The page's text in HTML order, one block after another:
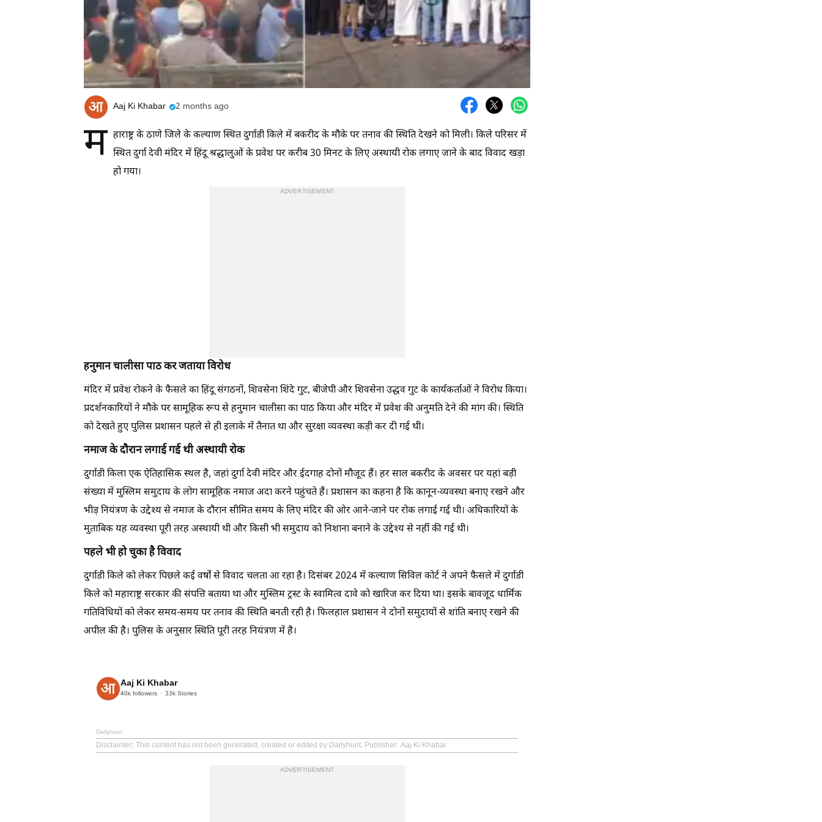
Aaj Ki Khabar 2 months ago
म हाराष्ट्र के ठाणे जिले के कल्याण स्थित दुर्गाडी किले में बकरीद के मौके पर तनाव की स्थिति देखने को मिली। किले परिसर में
स्थित दुर्गा देवी मंदिर में हिंदू श्रद्धालुओं के प्रवेश पर करीब 30 मिनट के लिए अस्थायी रोक लगाए जाने के बाद विवाद खड़ा
हो गया।
ADVERTISEMENT
हनुमान चालीसा पाठ कर जताया विरोध
मंदिर में प्रवेश रोकने के फैसले का हिंदू संगठनों, शिवसेना शिंदे गुट, बीजेपी और शिवसेना उद्धव गुट के कार्यकर्ताओं ने विरोध किया।
प्रदर्शनकारियों ने मौके पर सामूहिक रूप से हनुमान चालीसा का पाठ किया और मंदिर में प्रवेश की अनुमति देने की मांग की। स्थिति
को देखते हुए पुलिस प्रशासन पहले से ही इलाके में तैनात था और सुरक्षा व्यवस्था कड़ी कर दी गई थी।
नमाज के दौरान लगाई गई थी अस्थायी रोक
दुर्गाडी किला एक ऐतिहासिक स्थल है, जहां दुर्गा देवी मंदिर और ईदगाह दोनों मौजूद हैं। हर साल बकरीद के अवसर पर यहां बड़ी
संख्या में मुस्लिम समुदाय के लोग सामूहिक नमाज अदा करने पहुंचते हैं। प्रशासन का कहना है कि कानून-व्यवस्था बनाए रखने और
भीड़ नियंत्रण के उद्देश्य से नमाज के दौरान सीमित समय के लिए मंदिर की ओर आने-जाने पर रोक लगाई गई थी। अधिकारियों के
मुताबिक यह व्यवस्था पूरी तरह अस्थायी थी और किसी भी समुदाय को निशाना बनाने के उद्देश्य से नहीं की गई थी।
पहले भी हो चुका है विवाद
दुर्गाडी किले को लेकर पिछले कई वर्षों से विवाद चलता आ रहा है। दिसंबर 2024 में कल्याण सिविल कोर्ट ने अपने फैसले में दुर्गाडी
किले को महाराष्ट्र सरकार की संपत्ति बताया था और मुस्लिम ट्रस्ट के स्वामित्व दावे को खारिज कर दिया था। इसके बावजूद धार्मिक
गतिविधियों को लेकर समय-समय पर तनाव की स्थिति बनती रही है। फिलहाल प्रशासन ने दोनों समुदायों से शांति बनाए रखने की
अपील की है। पुलिस के अनुसार स्थिति पूरी तरह नियंत्रण में है।
Aaj Ki Khabar
40k followers 33k Stories
Dailyhunt
Disclaimer: This content has not been generated, created or edited by Dailyhunt. Publisher: Aaj Ki Khabar
ADVERTISEMENT